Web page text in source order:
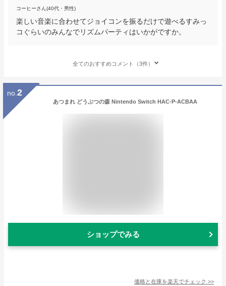
コーヒーさん(40代・男性)
楽しい音楽に合わせてジョイコンを振るだけで遊べるすみっ
コぐらいのみんなでリズムパーティはいかがですか。
全てのおすすめコメント（3件）
no. 2
あつまれ どうぶつの森 Nintendo Switch HAC-P-ACBAA
ショップでみる
価格と在庫を楽天でチェック >>